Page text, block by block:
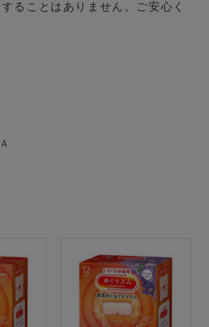
ることはありません。ご安心く